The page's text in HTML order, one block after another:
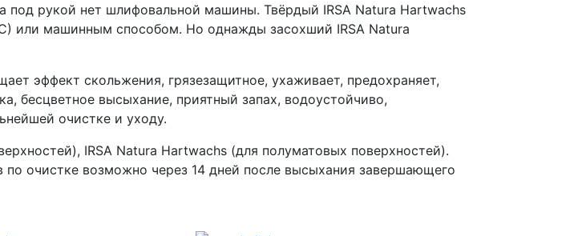
под рукой нет шлифовальной машины. Твёрдый IRSA Natura Hartwachs
или машинным способом. Но однажды засохший IRSA Natura
эффект скольжения, грязезащитное, ухаживает, предохраняет,
бесцветное высыхание, приятный запах, водоустойчиво,
очистке и уходу.
IRSA Natura Hartwachs (для полуматовых поверхностей).
по очистке возможно через 14 дней после высыхания завершающего